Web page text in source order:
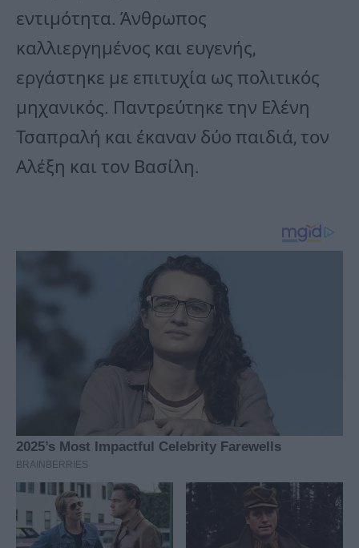
εντιμότητα. Άνθρωπος
καλλιεργημένος και ευγενής,
εργάστηκε με επιτυχία ως πολιτικός
μηχανικός. Παντρεύτηκε την Ελένη
Τσαπραλή και έκαναν δύο παιδιά, τον
Αλέξη και τον Βασίλη.